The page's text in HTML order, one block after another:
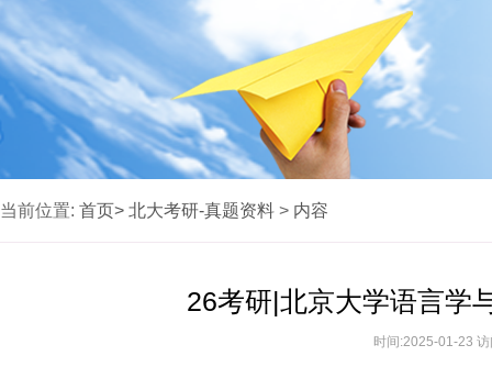
当前位置: 首页> 北大考研-真题资料 > 内容
26考研|北京大学语言学
时间:2025-01-23